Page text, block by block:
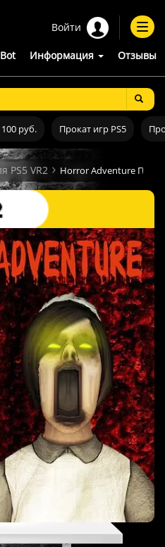
Войти
Информация Отзывы
руб. Прокат игр PS5
PS5 VR2 Horror Adventure